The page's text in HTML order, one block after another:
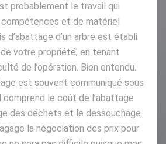
probablement le travail qui
et de matériel
d’abattage d’un arbre est établi
votre propriété, en tenant
de l’opération. Bien entendu.
est souvent communiqué sous
le coût de l’abattage
des déchets et le dessouchage.
la négociation des prix pour